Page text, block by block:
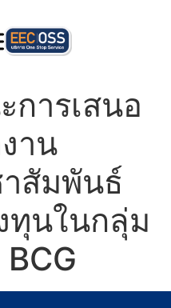
การเสนอ
าน
สัมพันธ์
ทุนในกลุ่ม